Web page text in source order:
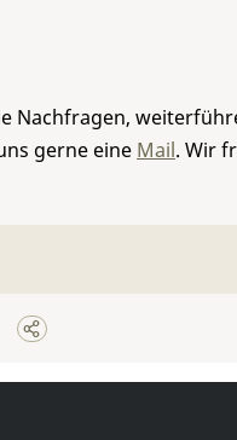
Nachfragen,
gerne eine Mail. Wir